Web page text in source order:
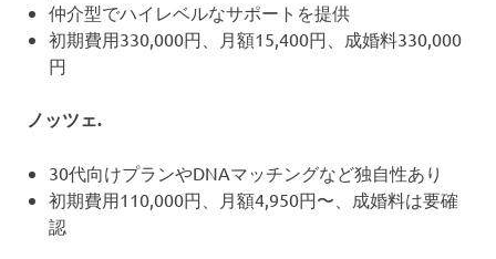
仲介型でハイレベルなサポートを提供
初期費用330,000円、月額15,400円、成婚料330,000
円
ノッツェ.
30代向けプランやDNAマッチングなど独自性あり
初期費用110,000円、月額4,950円〜、成婚料は要確
認